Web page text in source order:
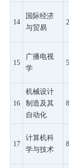
14
国际经济
与贸易
15
广播电视
学
16
机械设计
制造及其
自动化
17
计算机科
学与技术